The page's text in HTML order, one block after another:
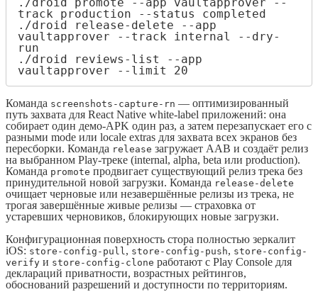
track production --status completed
./droid release-delete --app
vaultapprover --track internal --dry-
run
./droid reviews-list --app
vaultapprover --limit 20
Команда screenshots-capture-rn — оптимизированный
путь захвата для React Native white-label приложений: она
собирает один демо-APK один раз, а затем перезапускает его с
разными mode или locale extras для захвата всех экранов без
пересборки. Команда release загружает AAB и создаёт релиз
на выбранном Play-треке (internal, alpha, beta или production).
Команда promote продвигает существующий релиз трека без
принудительной новой загрузки. Команда release-delete
очищает черновые или незавершённые релизы из трека, не
трогая завершённые живые релизы — страховка от
устаревших черновиков, блокирующих новые загрузки.
Конфигурационная поверхность стора полностью зеркалит
iOS: store-config-pull, store-config-push, store-config-
verify и store-config-clone работают с Play Console для
деклараций приватности, возрастных рейтингов,
обоснований разрешений и доступности по территориям.